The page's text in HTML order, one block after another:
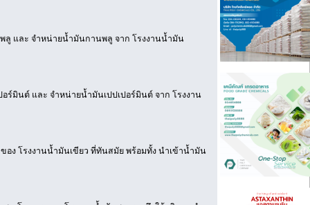
ลู และ จำหน่ายน้ำมันกานพลู จาก โรงงานน้ำมัน
ร์มินต์ และ จำหน่ายน้ำมันเปปเปอร์มินต์ จาก โรงงาน
อง โรงงานน้ำมันเขียว ที่ทันสมัย พร้อมทั้ง นำเข้าน้ำมัน